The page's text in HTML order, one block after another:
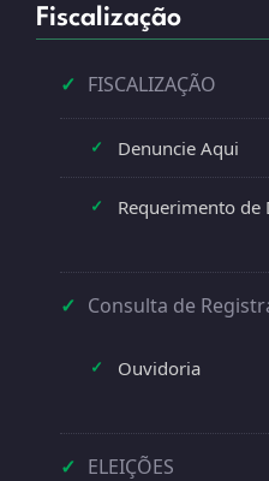
Fiscalização
✓ FISCALIZAÇÃO
✓ Denuncie Aqui
✓ Requerimento de
✓ Consulta de
✓ Ouvidoria
✓ ELEIÇÕES